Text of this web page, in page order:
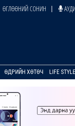
ӨГЛӨӨНИЙ СОНИН
ӨДРИЙН ХӨТӨЧ LIFE STYLE